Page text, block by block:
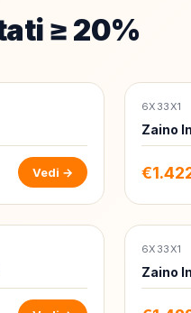
≥ 20%
Vedi →
-97%
6X33X1
Zaino
-97%
6X33X1
Zaino